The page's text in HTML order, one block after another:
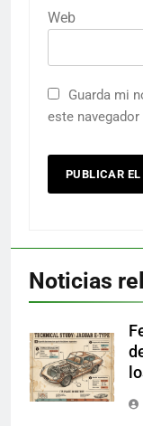
Web
Guarda mi
este
Noticias